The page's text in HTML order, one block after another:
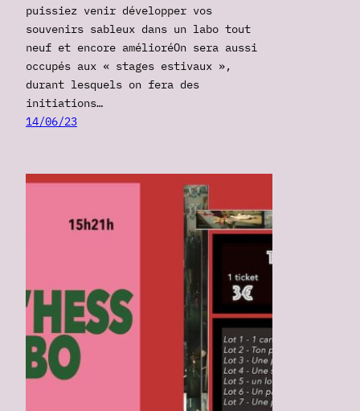
puissiez venir développer vos
souvenirs sableux dans un labo tout
neuf et encore amélioréOn sera aussi
occupés aux « stages estivaux »,
durant lesquels on fera des
initiations…
14/06/23